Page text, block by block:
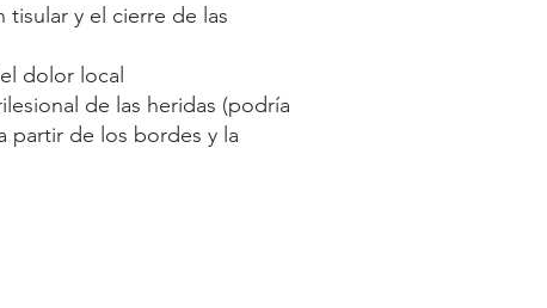
y el cierre de las
dolor local
de las heridas (podría
partir de los bordes y la